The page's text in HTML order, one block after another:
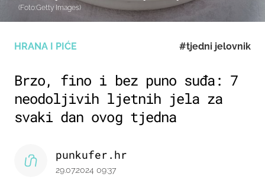
HRANA I PIĆE #tjedni jelovnik
Brzo, fino i bez puno suđa: 7
neodoljivih ljetnih jela za
svaki dan ovog tjedna
punkufer.hr
29.07.2024 09:37
(Foto:Getty Images)